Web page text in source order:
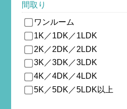
間取り
ワンルーム
1K／1DK／1LDK
2K／2DK／2LDK
3K／3DK／3LDK
4K／4DK／4LDK
5K／5DK／5LDK以上